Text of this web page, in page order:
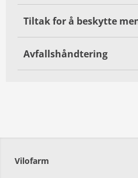
Tiltak for å beskytte
Avfallshåndtering
Vilofarm